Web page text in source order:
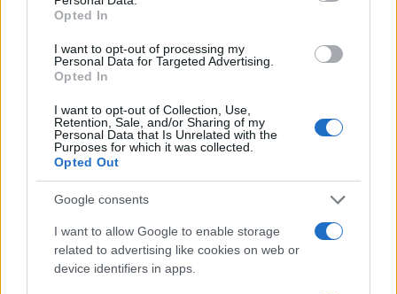
Opted In
I want to opt-out of processing my
Personal Data for Targeted Advertising.
Opted In
I want to opt-out of Collection, Use,
Retention, Sale, and/or Sharing of my
Personal Data that Is Unrelated with the
Purposes for which it was collected.
Opted Out
Google consents
I want to allow Google to enable storage
related to advertising like cookies on web or
device identifiers in apps.
Σχόλια
Σχολίασε εδώ
Η απεγνωσμένη
προσπάθεια του barman να
σώσει τον 4χρονο που
πνίγηκε σε πισίνα στην
Πάρο - Πώς έγινε η
φτάνουν τα 80 χλμ/
«Red Code» σε 6
για κίνδυνο